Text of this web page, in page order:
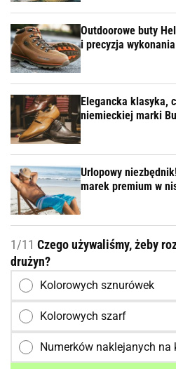
Outdoorowe buty
i precyzja wykonania
Elegancka klasyka,
niemieckiej marki
Urlopowy
marek premium w
1/11 Czego używaliśmy, żeby
drużyn?
Kolorowych sznurówek
Kolorowych szarf
Numerków naklejanych na